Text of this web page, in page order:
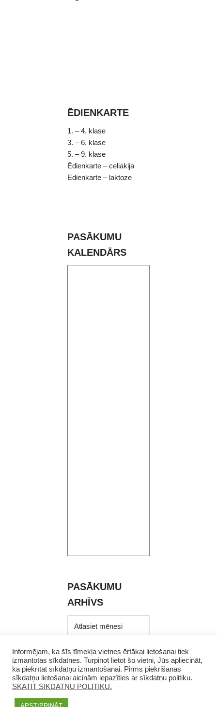
ĒDIENKARTE
1. – 4. klase
3. – 6. klase
5. – 9. klase
Ēdienkarte – celiakija
Ēdienkarte – laktoze
PASĀKUMU
KALENDĀRS
PASĀKUMU
ARHĪVS
Informējam, ka šīs tīmekļa vietnes ērtākai lietošanai tiek
izmantotas sīkdatnes. Turpinot lietot šo vietni, Jūs apliecināt,
ka piekrītat sīkdatņu izmantošanai. Pirms piekrišanas
sīkdatņu lietošanai aicinām iepazīties ar sīkdatņu politiku.
SKATĪT SĪKDATŅU POLITIKU.